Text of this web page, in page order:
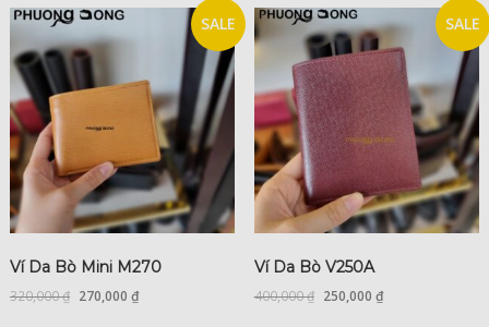
SALE
Ví Da Bò Mini M270
320,000₫ 270,000 ₫
SALE
Ví Da Bò V250A
400,000₫ 250,000 ₫